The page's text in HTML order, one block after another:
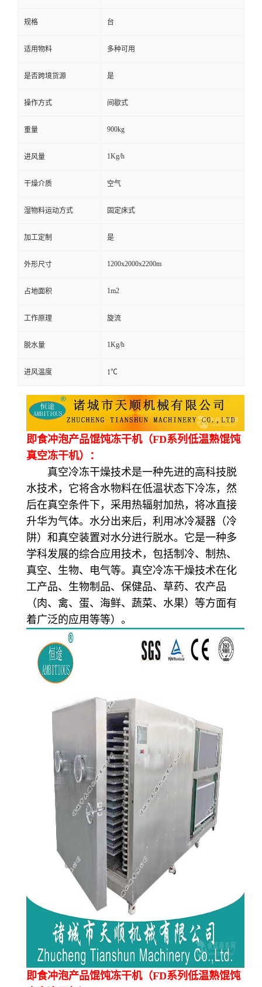
规格 台
适用物料 多种可用
是否跨境货源 是
操作方式 间歇式
重量 900kg
进风量 1Kg/h
干燥介质 空气
湿物料运动方式 固定床式
加工定制 是
外形尺寸 1200x2000x2200m
占地面积 1m2
工作原理 旋流
脱水量 1Kg/h
进风温度 1℃
即食冲泡产品馄饨冻干机（FD系列低温熟馄饨
真空冻干机）：
真空冷冻干燥技术是一种先进的高科技脱
水技术，它将含水物料在低温状态下冷冻，然
后在真空条件下，采用热辐射加热，将冰直接
升华为气体。水分出来后，利用冰冷凝器（冷
阱）和真空装置对水分进行脱水。它是一种多
学科发展的综合应用技术，包括制冷、制热、
真空、生物、电气等。真空冷冻干燥技术在化
工产品、生物制品、保健品、草药、农产品
（肉、禽、蛋、海鲜、蔬菜、水果）等方面有
着广泛的应用等等）。
即食冲泡产品馄饨冻干机（FD系列低温熟馄饨